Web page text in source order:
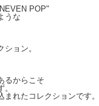
POP"
うな
ョン。
るからこそ
まれたコレクションです。